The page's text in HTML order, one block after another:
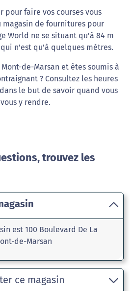
pour faire vos courses vous
magasin de fournitures pour
World ne se situant qu'à 84 m
qui n'est qu'à quelques mètres.
de-Marsan et êtes soumis à
? Consultez les heures
le but de savoir quand vous
y rendre.
trouvez les
est 100 Boulevard De La
de-Marsan
ce magasin